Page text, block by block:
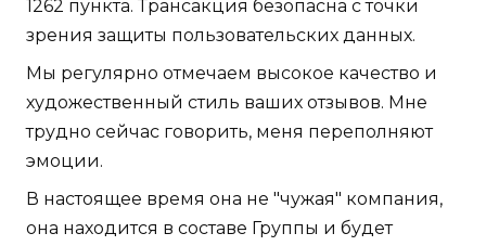
1262 пункта. Трансакция безопасна с точки
зрения защиты пользовательских данных.
Мы регулярно отмечаем высокое качество и
художественный стиль ваших отзывов. Мне
трудно сейчас говорить, меня переполняют
эмоции.
В настоящее время она не "чужая" компания,
она находится в составе Группы и будет